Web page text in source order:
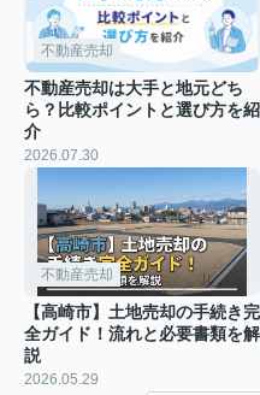
不動産売却
不動産売却は大手と地元どち
ら？比較ポイントと選び方を紹
介
2026.07.30
不動産売却
【高崎市】土地売却の手続き完
全ガイド！流れと必要書類を解
説
2026.05.29